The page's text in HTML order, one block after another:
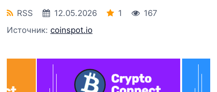
RSS 12.05.2026 1
167
Источник: coinspot.io